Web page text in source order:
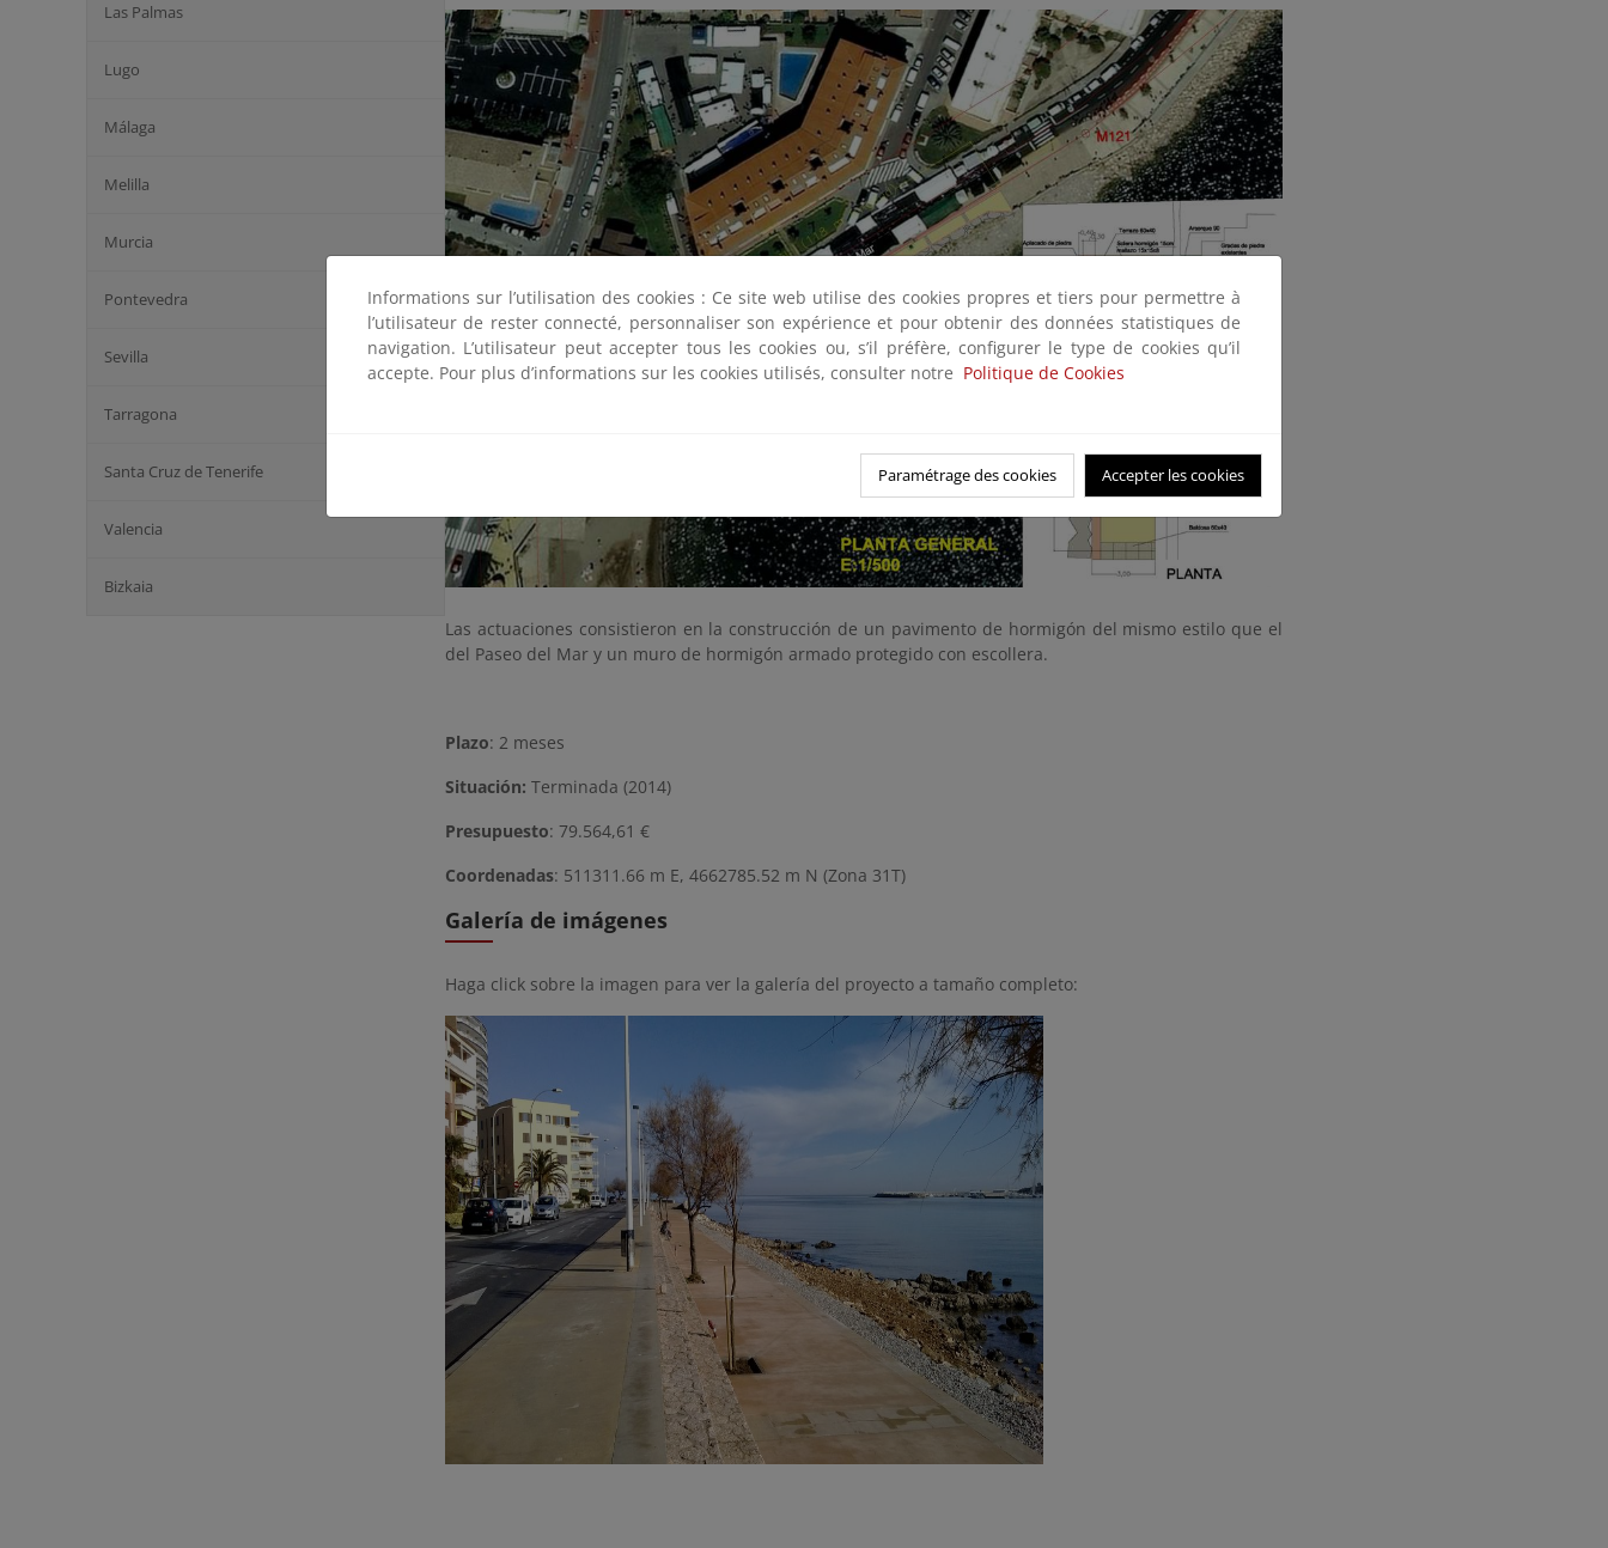
Las Palmas
Lugo
Málaga
Melilla
Murcia
Pontevedra
Sevilla
Tarragona
Santa Cruz de Tenerife
Valencia
Bizkaia
Las actuaciones consistieron en la construcción de un pavimento de hormigón del mismo estilo que el
del Paseo del Mar y un muro de hormigón armado protegido con escollera.
Plazo: 2 meses
Situación: Terminada (2014)
Presupuesto: 79.564,61 €
Coordenadas: 511311.66 m E, 4662785.52 m N (Zona 31T)
Galería de imágenes
Haga click sobre la imagen para ver la galería del proyecto a tamaño completo:
Informations sur l’utilisation des cookies : Ce site web utilise des cookies propres et tiers pour permettre à
l’utilisateur de rester connecté, personnaliser son expérience et pour obtenir des données statistiques de
navigation. L’utilisateur peut accepter tous les cookies ou, s’il préfère, configurer le type de cookies qu’il
accepte. Pour plus d’informations sur les cookies utilisés, consulter notre Politique de Cookies
Paramétrage des cookies Accepter les cookies